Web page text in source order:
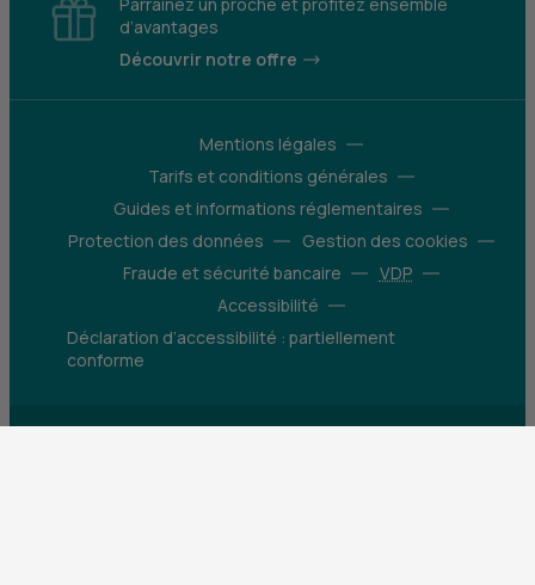
d’avantages
Découvrir notre offre
Mentions légales
Tarifs et conditions générales
Guides et informations réglementaires
Protection des données
Gestion des cookies
Fraude et sécurité bancaire
VDP
Accessibilité
Déclaration d’accessibilité : partiellement
conforme